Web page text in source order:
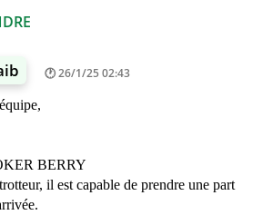
26/1/25 02:43
BERRY
il est capable de prendre une part